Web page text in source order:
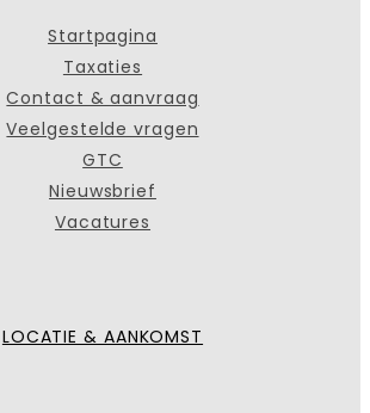
Startpagina
Taxaties
Contact & aanvraag
Veelgestelde vragen
GTC
Nieuwsbrief
Vacatures
LOCATIE & AANKOMST